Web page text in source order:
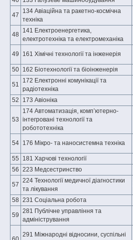
47
134 Авіаційна та ракетно-космічна
техніка
48
141 Електроенергетика,
електротехніка та електромеханіка
49 161 Хімічні технології та інженерія
50 162 Біотехнології та біоінженерія
51
172 Електронні комунікації та
радіотехніка
52
173 Авіоніка
53
174 Автоматизація, комп’ютерно-
інтегровані технології та
робототехніка
54 176 Мікро- та наносистемна техніка
55
181 Харчові технології
56 223 Медсестринство
57
224 Технології медичної діагностики
та лікування
58 231 Соціальна робота
59
281 Публічне управління та
адміністрування
291 Міжнародні відносини, суспільні